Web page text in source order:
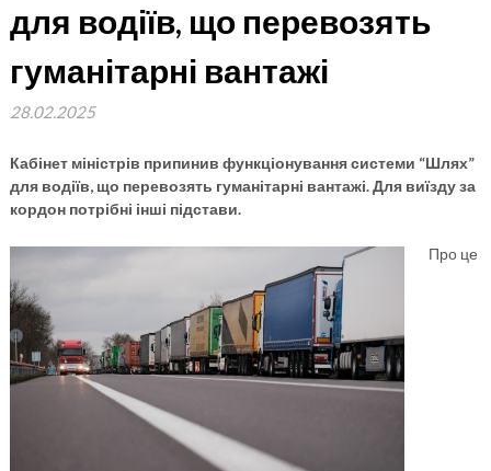
для водіїв, що перевозять
гуманітарні вантажі
28.02.2025
Кабінет міністрів припинив функціонування системи “Шлях”
для водіїв, що перевозять гуманітарні вантажі. Для виїзду за
кордон потрібні інші підстави.
Про це